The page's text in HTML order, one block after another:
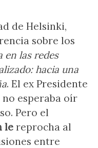
de Helsinki,
sobre los
en las redes
hacia una
. El ex Presidente
esperaba oír
Pero el
le reprocha al
entre